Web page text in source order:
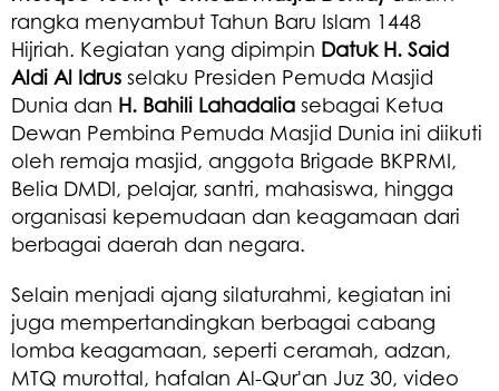
rangka menyambut Tahun Baru Islam 1448
Hijriah. Kegiatan yang dipimpin Datuk H. Said
Aldi Al Idrus selaku Presiden Pemuda Masjid
Dunia dan H. Bahili Lahadalia sebagai Ketua
Dewan Pembina Pemuda Masjid Dunia ini diikuti
oleh remaja masjid, anggota Brigade BKPRMI,
Belia DMDI, pelajar, santri, mahasiswa, hingga
organisasi kepemudaan dan keagamaan dari
berbagai daerah dan negara.
Selain menjadi ajang silaturahmi, kegiatan ini
juga mempertandingkan berbagai cabang
lomba keagamaan, seperti ceramah, adzan,
MTQ murottal, hafalan Al-Qur'an Juz 30, video